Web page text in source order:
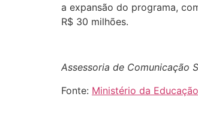
a expansão do programa,
R$ 30 milhões.
Assessoria de Comunicação
Fonte: Ministério da Educação